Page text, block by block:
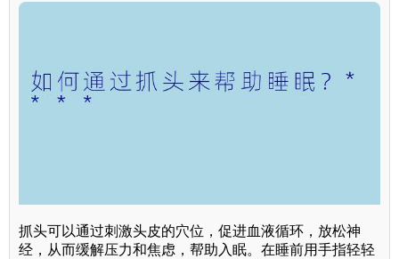
抓头可以通过刺激头皮的穴位，促进血液循环，放松神
经，从而缓解压力和焦虑，帮助入眠。在睡前用手指轻轻